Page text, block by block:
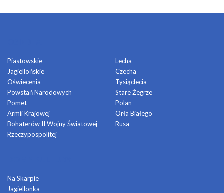
Piastowskie
Jagiellońskie
Oświecenia
Powstań Narodowych
Pomet
Armii Krajowej
Bohaterów II Wojny Światowej
Rzeczypospolitej
Lecha
Czecha
Tysiąclecia
Stare Żegrze
Polan
Orła Białego
Rusa
Na Skarpie
Jagiellonka